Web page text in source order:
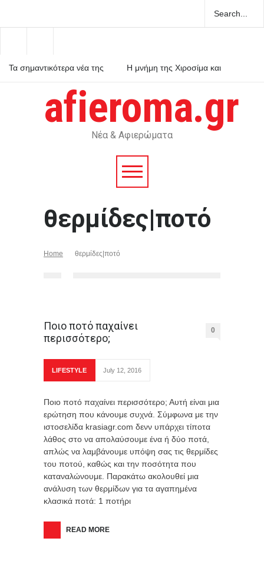
Τα σημαντικότερα νέα της
Η μνήμη της Χιροσίμα και
Ποιοι γιορτάζουν σήμερα, 7
Αυγούστου – Το εορτολόγιο
afieroma.gr
Νέα & Αφιερώματα
θερμίδες|ποτό
Home θερμίδες|ποτό
Ποιο ποτό παχαίνει
περισσότερο;
0
LIFESTYLE July 12, 2016
Ποιο ποτό παχαίνει περισσότερο; Αυτή είναι μια
ερώτηση που κάνουμε συχνά. Σύμφωνα με την
ιστοσελίδα krasiagr.com δενν υπάρχει τίποτα
λάθος στο να απολαύσουμε ένα ή δύο ποτά,
απλώς να λαμβάνουμε υπόψη σας τις θερμίδες
του ποτού, καθώς και την ποσότητα που
καταναλώνουμε. Παρακάτω ακολουθεί μια
ανάλυση των θερμίδων για τα αγαπημένα
κλασικά ποτά: 1 ποτήρι
READ MORE